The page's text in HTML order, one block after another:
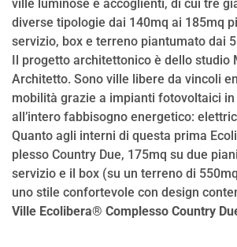
ville luminose e accoglienti, di cui tre
diverse tipologie dai 140mq ai 185mq
servizio, box e terreno piantumato dai
Il progetto architettonico è dello studio
Architetto. Sono ville libere da vincoli
mobilità grazie a impianti fotovoltaici
all’intero fabbisogno energetico:
Quanto agli interni di questa prima
plesso Country Due, 175mq su due
servizio e il box (su un terreno di
uno stile confortevole con design
Ville Ecolibera® Complesso Country